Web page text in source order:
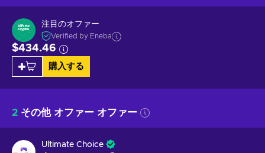
注目のオファー
Verified by Eneba
$434.46
購入する
2 その他 オファー オファー
Ultimate Choice